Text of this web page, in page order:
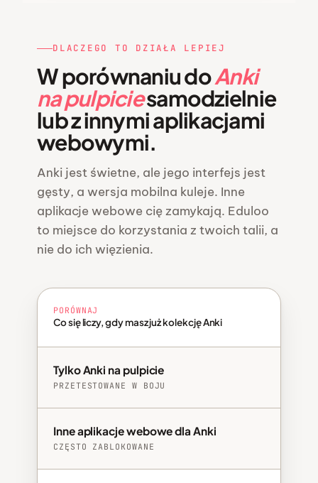
DLACZEGO TO DZIAŁA LEPIEJ
W porównaniu doAnki
na pulpiciesamodzielnie
lub z innymi aplikacjami
webowymi.
Anki jest świetne, ale jego interfejs jest
gęsty, a wersja mobilna kuleje. Inne
aplikacje webowe cię zamykają. Eduloo
to miejsce do korzystania z twoich talii, a
nie do ich więzienia.
PORÓWNAJ
Co się liczy, gdy masz już kolekcję Anki
Tylko Anki na pulpicie
PRZETESTOWANE W BOJU
Inne aplikacje webowe dla Anki
CZĘSTO ZABLOKOWANE